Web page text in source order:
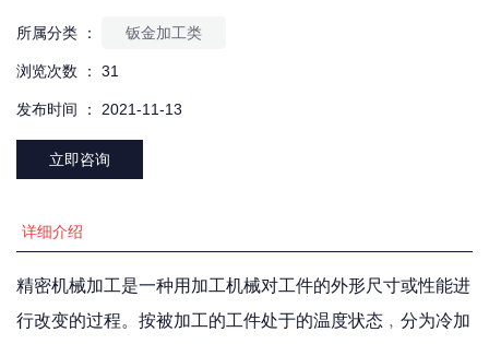
所属分类 ： 钣金加工类
浏览次数 ： 31
发布时间 ： 2021-11-13
立即咨询
详细介绍
精密机械加工是一种用加工机械对工件的外形尺寸或性能进
行改变的过程。按被加工的工件处于的温度状态﹐分为冷加